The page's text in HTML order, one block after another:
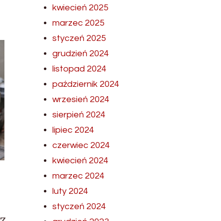
kwiecień 2025
marzec 2025
styczeń 2025
grudzień 2024
listopad 2024
październik 2024
wrzesień 2024
sierpień 2024
lipiec 2024
czerwiec 2024
kwiecień 2024
marzec 2024
luty 2024
styczeń 2024